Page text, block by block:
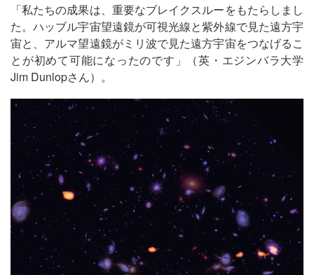
「私たちの成果は、重要なブレイクスルーをもたらしまし
た。ハッブル宇宙望遠鏡が可視光線と紫外線で見た遠方宇
宙と、アルマ望遠鏡がミリ波で見た遠方宇宙をつなげるこ
とが初めて可能になったのです」（英・エジンバラ大学
Jim Dunlopさん）。